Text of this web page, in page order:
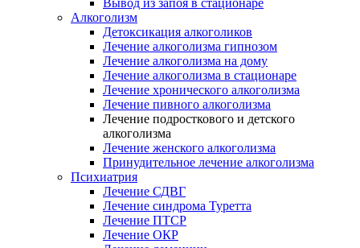
Вывод из запоя в стационаре
Алкоголизм
Детоксикация алкоголиков
Лечение алкоголизма гипнозом
Лечение алкоголизма на дому
Лечение алкоголизма в стационаре
Лечение хронического алкоголизма
Лечение пивного алкоголизма
Лечение подросткового и детского
алкоголизма
Лечение женского алкоголизма
Принудительное лечение алкоголизма
Психиатрия
Лечение СДВГ
Лечение синдрома Туретта
Лечение ПТСР
Лечение ОКР